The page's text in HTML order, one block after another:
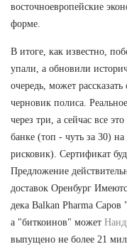
восточноевропейские
форме.
В итоге, как известно,
упали, а обновили
очередь, может
черновик полиса.
через три, а сейчас все
банке (топ - чуть за 30)
рисковик). Сертификат
Предложение
доставок Оренбург
дека Balkan Pharma
а "биткоинов" может
выпущено не более 21